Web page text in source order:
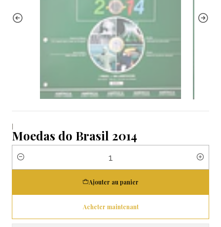
|
Moedas do Brasil 2014
Quantité
Ajouter au panier
Acheter maintenant